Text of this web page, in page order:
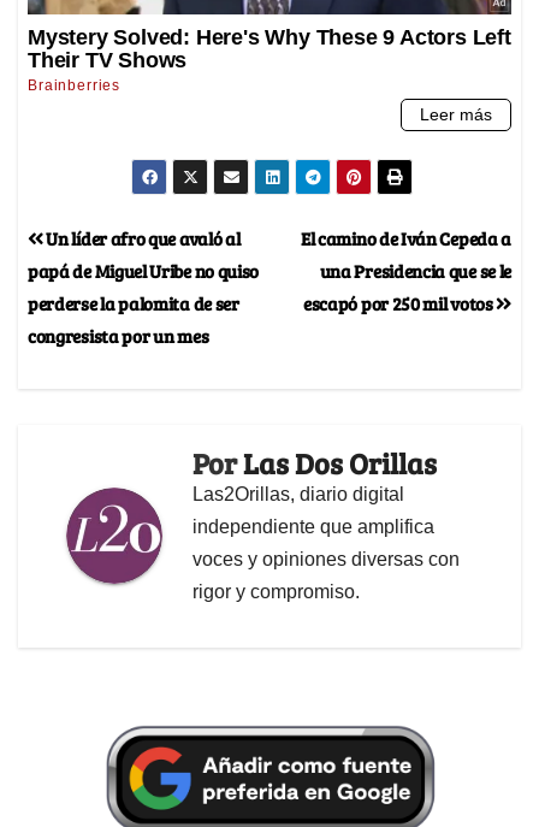
El camino de Iván Cepeda a
una Presidencia que se le
escapó por 250 mil votos
Un líder afro que avaló al
papá de Miguel Uribe no quiso
perderse la palomita de ser
congresista por un mes
PorLas Dos Orillas
Las2Orillas, diario digital
independiente que amplifica
voces y opiniones diversas con
rigor y compromiso.